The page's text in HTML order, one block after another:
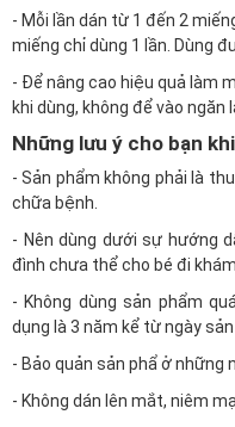
- Mỗi lần dán từ 1 đến 2
miếng chỉ dùng 1 lần. Dùng
- Để nâng cao hiệu quả làm
khi dùng, không để vào ngăn
Những lưu ý cho bạn
- Sản phẩm không phải là
chữa bệnh.
- Nên dùng dưới sự hướng
đình chưa thể cho bé đi
- Không dùng sản phẩm
dụng là 3 năm kể từ ngày sản
- Bảo quản sản phẩ ở những
- Không dán lên mắt, niêm